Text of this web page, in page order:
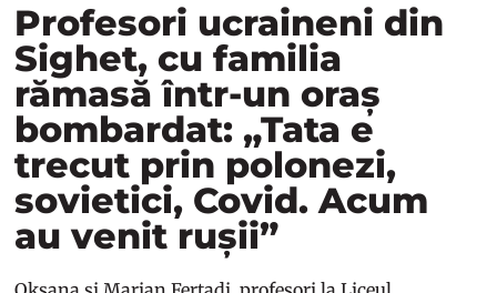
Profesori ucraineni din
Sighet, cu familia
rămasă într-un oraș
bombardat: „Tata e
trecut prin polonezi,
sovietici, Covid. Acum
au venit rușii”